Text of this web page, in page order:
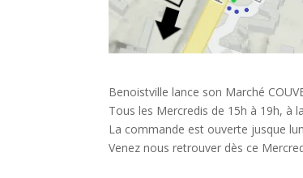
Benoistville lance son Marché
Tous les Mercredis de 15h à 19h, à
La commande est ouverte jusque
Venez nous retrouver dès ce